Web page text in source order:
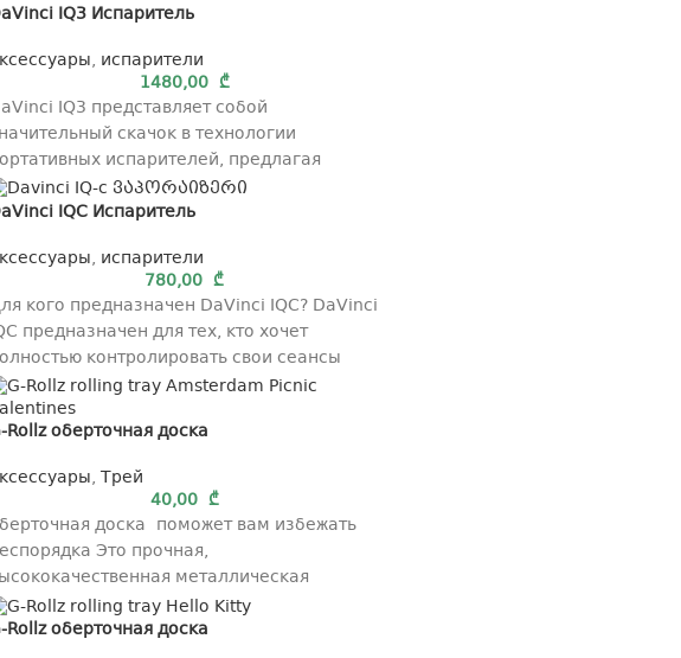
IQ3 Испаритель
, испарители
1480,00 ₾
IQ3 представляет собой
скачок в технологии
испарителей, предлагая
точность вкуса благодаря
инновационной системе Cool Core™,
IQC Испаритель
, испарители
780,00₾
кого предназначен DaVinci IQC? DaVinci
предназначен для тех, кто хочет
контролировать свои сеансы
Множество функций делают
Rollz оберточная доска
, Трей
40,00 ₾
доска поможет вам избежать
Это прочная,
металлическая
удобного размера с
рисунком. Подлинность
Rollz оберточная доска